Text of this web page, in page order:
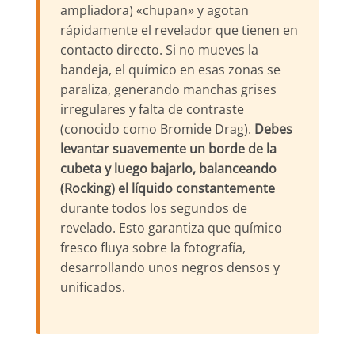
ampliadora) «chupan» y agotan
rápidamente el revelador que tienen en
contacto directo. Si no mueves la
bandeja, el químico en esas zonas se
paraliza, generando manchas grises
irregulares y falta de contraste
(conocido como Bromide Drag). Debes
levantar suavemente un borde de la
cubeta y luego bajarlo, balanceando
(Rocking) el líquido constantemente
durante todos los segundos de
revelado. Esto garantiza que químico
fresco fluya sobre la fotografía,
desarrollando unos negros densos y
unificados.